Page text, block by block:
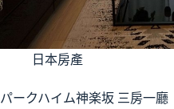
日本房產
パークハイム神楽坂 三房一廳